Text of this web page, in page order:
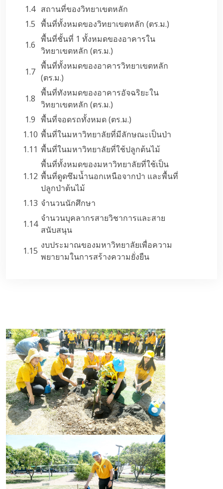
1.4 สถานที่ของวิทยาเขตหลัก
1.5 พื้นที่ทั้งหมดของวิทยาเขตหลัก (ตร.ม.)
1.6
พื้นที่ชั้นที่ 1 ทั้งหมดของอาคารใน
วิทยาเขตหลัก (ตร.ม.)
1.7
พื้นที่ทั้งหมดของอาคารวิทยาเขตหลัก
(ตร.ม.)
1.8
พื้นที่ทังหมดของอาคารอัจฉริยะใน
วิทยาเขตหลัก (ตร.ม.)
1.9 พื้นที่จอดรถทั้งหมด (ตร.ม.)
1.10 พื้นที่ในมหาวิทยาลัยที่มีลักษณะเป็นป่า
1.11 พื้นที่ในมหาวิทยาลัยที่ใช้ปลูกต้นไม้
1.12
พื้นที่ทั้งหมดของมหาวิทยาลัยที่ใช้เป็น
พื้นที่ดูดซึมน้ำนอกเหนือจากป่า และพื้นที่
ปลูกป่าต้นไม้
1.13 จำนวนนักศึกษา
1.14
จำนวนบุคลากรสายวิชาการและสาย
สนับสนุน
1.15
งบประมาณของมหาวิทยาลัยเพื่อความ
พยายามในการสร้างความยั่งยืน